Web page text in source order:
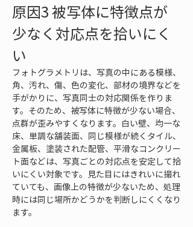
原因3 被写体に特徴点が
少なく対応点を拾いにく
い
フォトグラメトリは、写真の中にある模様、
角、汚れ、傷、色の変化、部材の境界などを
手がかりに、写真同士の対応関係を作りま
す。そのため、被写体に特徴が少ない場合、
点群が歪みやすくなります。白い壁、均一な
床、単調な舗装面、同じ模様が続くタイル、
金属板、塗装された配管、平滑なコンクリー
ト面などは、写真ごとの対応点を安定して拾
いにくい対象です。見た目にはきれいに撮れ
ていても、画像上の特徴が少ないため、処理
時には同じ場所かどうかを判断しにくくなり
ます。